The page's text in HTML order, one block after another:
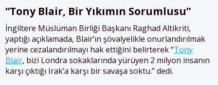
“Tony Blair, BirYıkımın Sorumlusu”
İngiltere Müslüman Birliği Başkanı Raghad Altikriti,
yaptığı açıklamada, Blair’ın şövalyelikle onurlandırılmak
yerine cezalandırılmayı hak ettiğini belirterek “Tony
Blair, bizi Londra sokaklarında yürüyen 2 milyon insanın
karşı çıktığı Irak’a karşı bir savaşa soktu.” dedi.